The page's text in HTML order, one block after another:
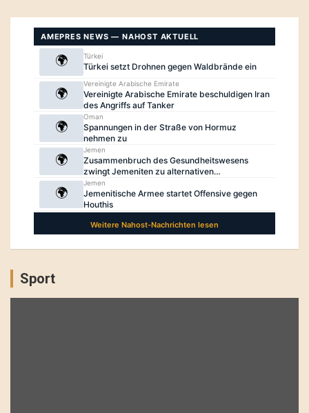
Sport